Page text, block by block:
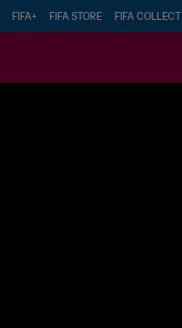
FIFA+ FIFA STORE FIFA COLLECT